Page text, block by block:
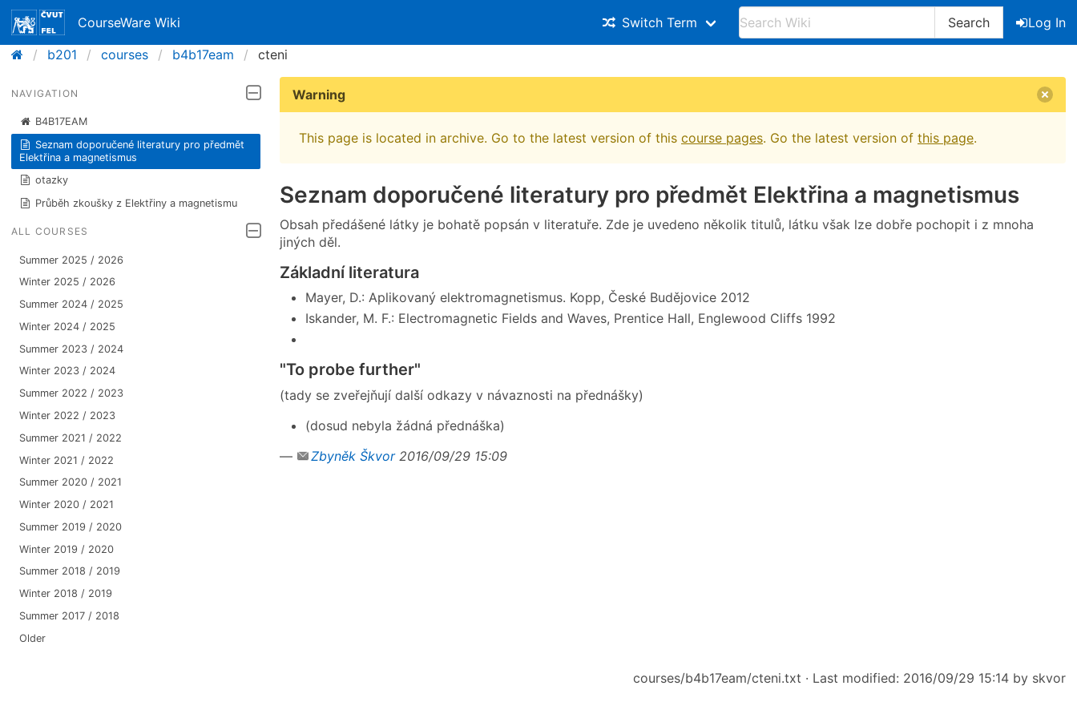
CourseWare Wiki Switch Term Search
Log In
b201
courses b4b17eam cteni
NAVIGATION
B4B17EAM
Seznam doporučené literatury pro předmět
Elektřina a magnetismus
otazky
Průběh zkoušky z Elektřiny a magnetismu
ALL COURSES
Summer 2025 / 2026
Winter 2025 / 2026
Summer 2024 / 2025
Winter 2024 / 2025
Summer 2023 / 2024
Winter 2023 / 2024
Summer 2022 / 2023
Winter 2022 / 2023
Summer 2021 / 2022
Winter 2021 / 2022
Summer 2020 / 2021
Winter 2020 / 2021
Summer 2019 / 2020
Winter 2019 / 2020
Summer 2018 / 2019
Winter 2018 / 2019
Summer 2017 / 2018
Older
Warning
This page is located in archive. Go to the latest version of this course pages. Go the latest version of this page.
Seznam doporučené literatury pro předmět Elektřina a magnetismus
Obsah předášené látky je bohatě popsán v literatuře. Zde je uvedeno několik titulů, látku však lze dobře pochopit i z mnoha
jiných děl.
Základní literatura
Mayer, D.: Aplikovaný elektromagnetismus. Kopp, České Budějovice 2012
Iskander, M. F.: Electromagnetic Fields and Waves, Prentice Hall, Englewood Cliffs 1992
"To probe further"
(tady se zveřejňují další odkazy v návaznosti na přednášky)
(dosud nebyla žádná přednáška)
—
Zbyněk Škvor2016/09/29 15:09
courses/b4b17eam/cteni.txt · Last modified: 2016/09/29 15:14 by skvor